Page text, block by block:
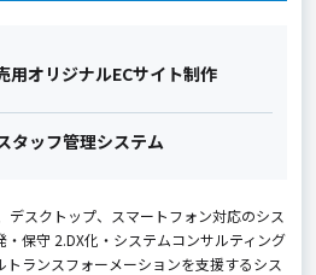
用オリジナルECサイト制作
タッフ管理システム
スクトップ、スマートフォン対応のシス
保守 2.DX化・システムコンサルティング
ランスフォーメーションを支援するシス